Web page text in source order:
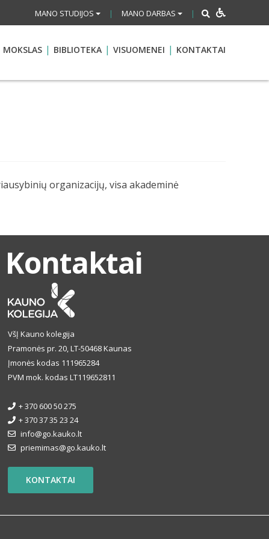
MANO STUDIJOS | MANO DARBAS |
MOKSLAS BIBLIOTEKA VISUOMENEI KONTAKTAI
organizacijų, visa akademinė
Kontaktai
VšĮ Kauno kolegija
Pramonės pr. 20, LT-50468 Kaunas
Įmonės kodas 111965284
PVM mok. kodas LT119652811
+ 370 600 50 275
+ 370 37 35 23 24
info@go.kauko.lt
priemimas@go.kauko.lt
KONTAKTAI